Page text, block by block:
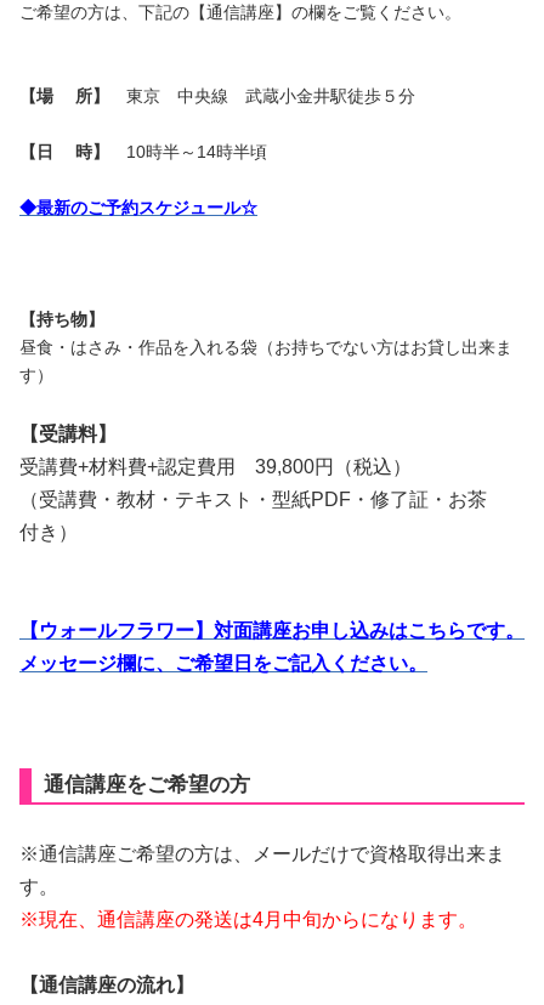
ご希望の方は、下記の【通信講座】の欄をご覧ください。
【場 所】 東京 中央線 武蔵小金井駅徒歩５分
【日 時】 10時半～14時半頃
◆最新のご予約スケジュール☆
【持ち物】
昼食・はさみ・作品を入れる袋（お持ちでない方はお貸し出来ま
す）
【受講料】
受講費+材料費+認定費用 39,800円（税込）
（受講費・教材・テキスト・型紙PDF・修了証・お茶
付き）
【ウォールフラワー】対面講座お申し込みはこちらです。
メッセージ欄に、ご希望日をご記入ください。
通信講座をご希望の方
※通信講座ご希望の方は、メールだけで資格取得出来ま
す。
※現在、通信講座の発送は4月中旬からになります。
【通信講座の流れ】